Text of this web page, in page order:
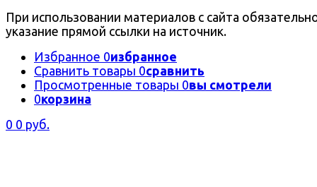
При использовании материалов с сайта
указание прямой ссылки на источник.
Избранное 0избранное
Сравнить товары 0сравнить
Просмотренные товары 0вы смотрели
0корзина
0 0 руб.